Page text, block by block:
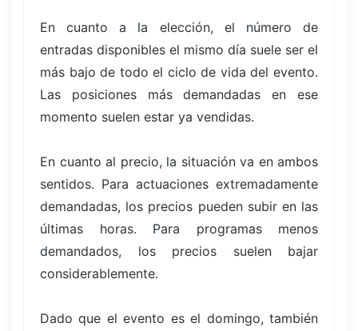
En cuanto a la elección, el número de
entradas disponibles el mismo día suele ser el
más bajo de todo el ciclo de vida del evento.
Las posiciones más demandadas en ese
momento suelen estar ya vendidas.
En cuanto al precio, la situación va en ambos
sentidos. Para actuaciones extremadamente
demandadas, los precios pueden subir en las
últimas horas. Para programas menos
demandados, los precios suelen bajar
considerablemente.
Dado que el evento es el domingo, también